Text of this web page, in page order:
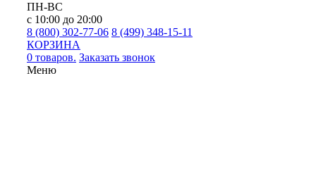
ПН-ВС
с 10:00 до 20:00
8 (800) 302-77-06 8 (499) 348-15-11
КОРЗИНА
0 товаров. Заказать звонок
Меню